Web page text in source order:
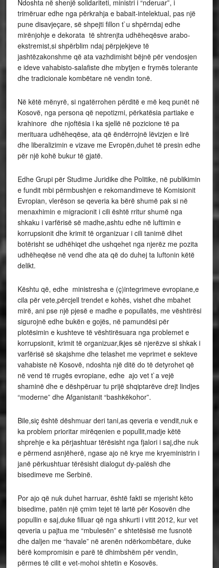
Ndoshta në shenjë solidariteti, ministri i “nderuar”, i
trimëruar edhe nga përkrahja e babait-intelektual, pas një
pune disavjeçare, së shpejti fillon t`u shpërndaj edhe
mirënjohje e dekorata të shtrenjta udhëheqësve arabo-
ekstremist,si shpërblim ndaj përpjekjeve të
jashtëzakonshme që ata vazhdimisht bëjnë për vendosjen
e ideve vahabisto-salafiste dhe mbytjen e frymës tolerante
dhe tradicionale kombëtare në vendin tonë.
Në këtë mënyrë, si ngatërrohen përditë e më keq punët në
Kosovë, nga persona që nepotizmi, përkatësia partiake e
krahinore dhe njoftësia i ka sjellë në pozicione të pa
merituara udhëheqëse, ata që ëndërrojnë lëvizjen e lirë
dhe liberalizimin e vizave me Evropën,duhet të presin edhe
për një kohë bukur të gjatë.
Edhe Grupi për Studime Juridike dhe Politike, në publikimin
e fundit mbi përmbushjen e rekomandimeve të Komisionit
Evropian, vlerëson se qeveria ka bërë shumë pak si në
menaxhimin e migracionit i cili është rritur shumë nga
shkaku i varfërisë së madhe,ashtu edhe në luftimin e
korrupsionit dhe krimit të organizuar i cili tanimë dihet
botërisht se udhëhiqet dhe ushqehet nga njerëz me pozita
udhëheqëse në vend dhe ata që do duhej ta luftonin këtë
delikt.
Kështu që, edhe ministresha e (ç)integrimeve evropiane,e
cila për vete,përcjell trendet e kohës, vishet dhe mbahet
mirë, ani pse një pjesë e madhe e popullatës, me vështirësi
sigurojnë edhe bukën e gojës, në pamundësi për
plotësimin e kushteve të vështirësuara nga problemet e
korrupsionit, krimit të organizuar,ikjes së njerëzve si shkak i
varfërisë së skajshme dhe telashet me veprimet e sekteve
vahabiste në Kosovë, ndoshta një ditë do të detyrohet që
në vend të rrugës evropiane, edhe ajo vet t`a vejë
shaminë dhe e dëshpëruar tu prijë shqiptarëve drejt lindjes
“moderne” dhe Afganistanit “bashkëkohor”.
Bile,siç është dëshmuar deri tani,as qeveria e vendit,nuk e
ka problem prioritar mirëqenien e popullit,madje këtë
shprehje e ka përjashtuar tërësisht nga fjalori i saj,dhe nuk
e përmend asnjëherë, ngase ajo në krye me kryeministrin i
janë përkushtuar tërësisht dialogut dy-palësh dhe
bisedimeve me Serbinë.
Por ajo që nuk duhet harruar, është fakti se mjerisht këto
bisedime, patën një çmim tejet të lartë për Kosovën dhe
popullin e saj,duke filluar që nga shkurti i vitit 2012, kur vet
qeveria u pajtua me “mbulesën” e shtetësisë me fusnotë
dhe daljen me “havale” në arenën ndërkombëtare, duke
bërë kompromisin e parë të dhimbshëm për vendin,
përmes të cilit e vet-mohoi shtetin e Kosovës.